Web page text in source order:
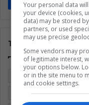
Tags
Argentina Brasil
Coronavirus Covid 19
Your personal data
your device (cookies,
data) may be stored
partners, or used
may use precise
Some vendors may
of legitimate interest,
your options below.
or in the site menu to
and cookie settings.